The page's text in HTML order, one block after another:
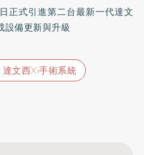
正式引進第二台最新一代達文
設備更新與升級
達文西Xi手術系統